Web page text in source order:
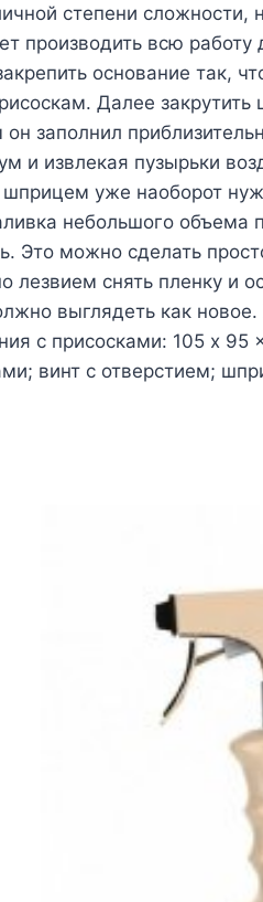
степени
производить всю
основание так,
Далее
заполнил
и извлекая пузырьки
уже наоборот
небольшого объема
Это можно сделать
снять пленку и
выглядеть как
с присосками: 105 x
винт с отверстием;